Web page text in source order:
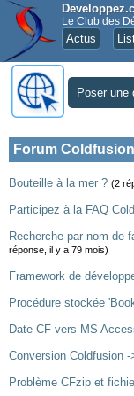
Le Club des
Actus
Poser une
Forum Coldfusion
Bouteille à la mer ? (2
Participez à la FAQ
Recherche par nom de
réponse, il y a 79 mois)
Framework de
Procédure stockée
Date CF vers MS
Conversion Coldfusion -
Problème CFzip et